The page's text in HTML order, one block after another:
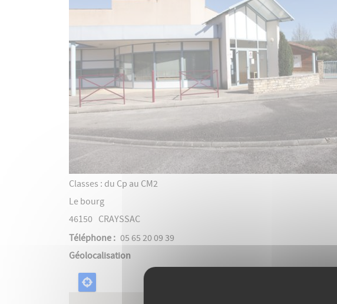
Classes : du Cp au CM2
Le bourg
46150 CRAYSSAC
Téléphone
05 65 20 09 39
Géolocalisation